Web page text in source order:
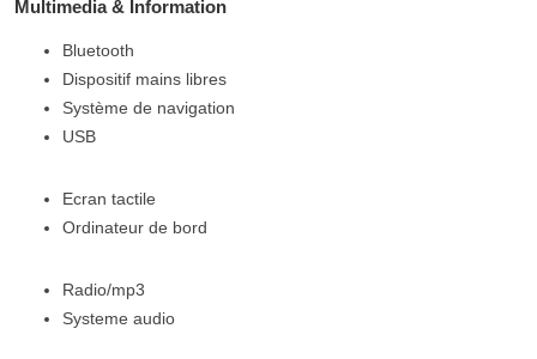
Multimedia & Information
Bluetooth
Dispositif mains libres
Système de navigation
USB
Ecran tactile
Ordinateur de bord
Radio/mp3
Systeme audio